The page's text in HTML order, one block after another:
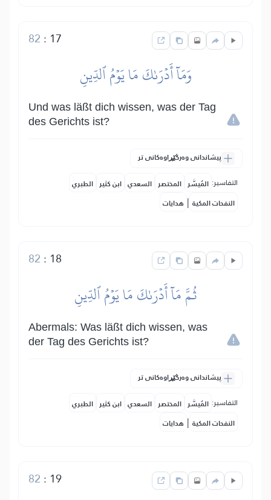
17
:
82
وَمَآ أَدۡرَىٰكَ مَا يَوۡمُ ٱلدِّينِ
Und was läßt dich wissen, was der Tag
des Gerichts ist?
پیشاندانی وەرگێڕاوەکانی تر
التفاسير: المُيسَّر المختصر السعدي ابن كثير الطبري
النفحات المكية | هدايات
18
:
82
ثُمَّ مَآ أَدۡرَىٰكَ مَا يَوۡمُ ٱلدِّينِ
Abermals: Was läßt dich wissen, was
der Tag des Gerichts ist?
پیشاندانی وەرگێڕاوەکانی تر
التفاسير: المُيسَّر المختصر السعدي ابن كثير الطبري
النفحات المكية | هدايات
19
:
82